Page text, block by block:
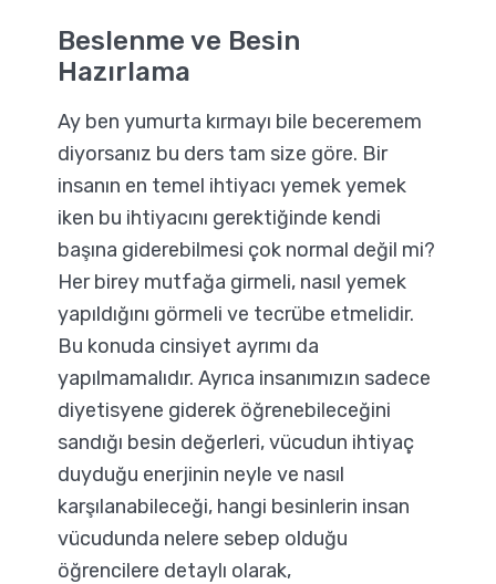
Beslenme ve Besin
Hazırlama
Ay ben yumurta kırmayı bile beceremem
diyorsanız bu ders tam size göre. Bir
insanın en temel ihtiyacı yemek yemek
iken bu ihtiyacını gerektiğinde kendi
başına giderebilmesi çok normal değil mi?
Her birey mutfağa girmeli, nasıl yemek
yapıldığını görmeli ve tecrübe etmelidir.
Bu konuda cinsiyet ayrımı da
yapılmamalıdır. Ayrıca insanımızın sadece
diyetisyene giderek öğrenebileceğini
sandığı besin değerleri, vücudun ihtiyaç
duyduğu enerjinin neyle ve nasıl
karşılanabileceği, hangi besinlerin insan
vücudunda nelere sebep olduğu
öğrencilere detaylı olarak,